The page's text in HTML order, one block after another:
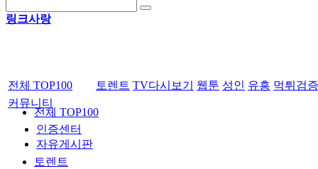
링크사랑
전체 TOP100
토렌트
전체 TOP100 토렌트 TV다시보기 웹툰 성인 유흥 먹튀검증
커뮤니티
인증센터
자유게시판